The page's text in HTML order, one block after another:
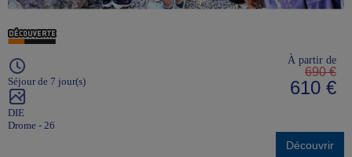
Séjour de 7 jour(s)
DIE
Drome - 26
À partir de
690 €
610 €
Découvrir